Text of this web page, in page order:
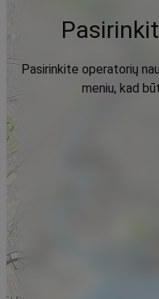
Pasirinkite operatorių
meniu, kad